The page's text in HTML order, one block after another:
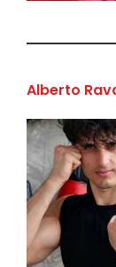
Alberto